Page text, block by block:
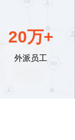
20万+
外派员工